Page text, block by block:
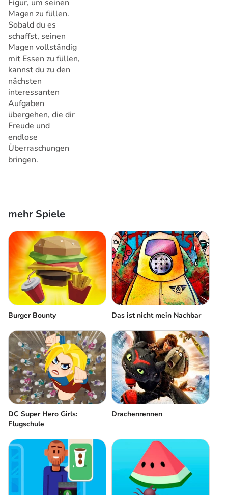
Figur, um seinen
Magen zu füllen.
Sobald du es
schaffst, seinen
Magen vollständig
mit Essen zu füllen,
kannst du zu den
nächsten
interessanten
Aufgaben
übergehen, die dir
Freude und
endlose
Überraschungen
bringen.
mehr Spiele
Burger Bounty Das ist nicht mein Nachbar
DC Super Hero Girls:
Flugschule
Drachenrennen